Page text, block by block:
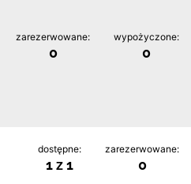
zarezerwowane:
0
wypożyczone:
0
dostępne:
1 z 1
zarezerwowane:
0